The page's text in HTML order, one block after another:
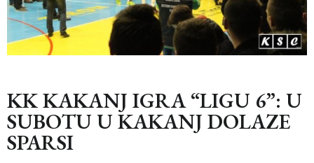
KK KAKANJ IGRA “LIGU 6”: U
SUBOTU U KAKANJ DOLAZE
SPARSI